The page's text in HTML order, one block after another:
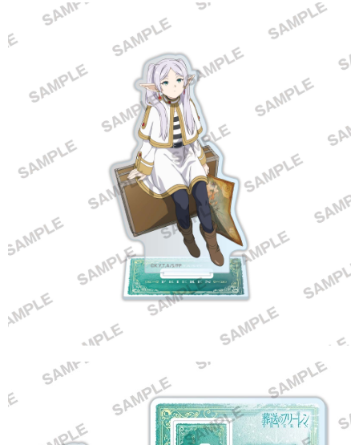
宅配-木棉花樂園專用
配送毎にNT$100、NT$1,300以上で送料無料
宅配-離島(澎湖/金門/馬祖)-木棉花樂園專用
配送毎にNT$220